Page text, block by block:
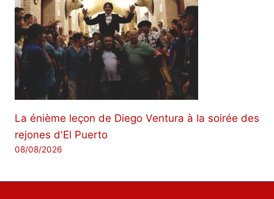
La énième leçon de Diego Ventura à la soirée des
rejones d'El Puerto
08/08/2026